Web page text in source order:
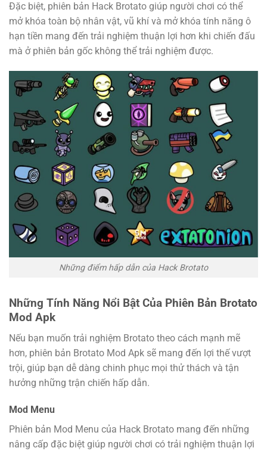
Đặc biệt, phiên bản Hack Brotato giúp người chơi có thể
mở khóa toàn bộ nhân vật, vũ khí và mở khóa tính năng ô
hạn tiền mang đến trải nghiệm thuận lợi hơn khi chiến đấu
mà ở phiên bản gốc không thể trải nghiệm được.
Những điểm hấp dẫn của Hack Brotato
Những Tính Năng Nổi Bật Của Phiên Bản Brotato
Mod Apk
Nếu bạn muốn trải nghiệm Brotato theo cách mạnh mẽ
hơn, phiên bản Brotato Mod Apk sẽ mang đến lợi thế vượt
trội, giúp bạn dễ dàng chinh phục mọi thử thách và tận
hưởng những trận chiến hấp dẫn.
Mod Menu
Phiên bản Mod Menu của Hack Brotato mang đến những
nâng cấp đặc biệt giúp người chơi có trải nghiệm thuận lợi